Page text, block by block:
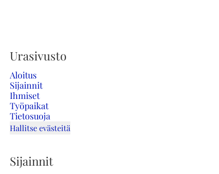
Urasivusto
Aloitus
Sijainnit
Ihmiset
Työpaikat
Tietosuoja
Hallitse evästeitä
Sijainnit